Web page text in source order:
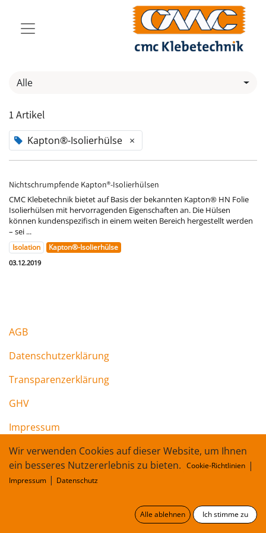
Alle
1 Artikel
Kapton®-Isolierhülse ×
Nichtschrumpfende Kapton®-Isolierhülsen
CMC Klebetechnik bietet auf Basis der bekannten Kapton® HN Folie
Isolierhülsen mit hervorragenden Eigenschaften an. Die Hülsen
können kundenspezifisch in einem weiten Bereich hergestellt werden
– sei ...
Isolation Kapton®-Isolierhülse
03.12.2019
AGB​
Datenschutzerklärung
Transparenzerklärung
GHV
Impressum
Copyright © cmc Klebetechnik GmbH Deutsch
Wir verwenden Cookies auf dieser Website, um Ihnen
ein besseres Nutzererlebnis zu bieten. Cookie-Richtlinien |
Impressum | Datenschutz
Alle ablehnen Ich stimme zu